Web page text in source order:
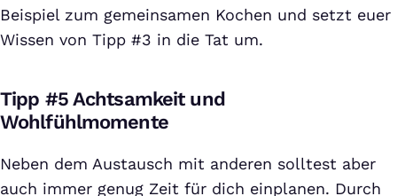
Beispiel zum gemeinsamen Kochen und setzt euer
Wissen von Tipp #3 in die Tat um.
Tipp #5 Achtsamkeit und
Wohlfühlmomente
Neben dem Austausch mit anderen solltest aber
auch immer genug Zeit für dich einplanen. Durch